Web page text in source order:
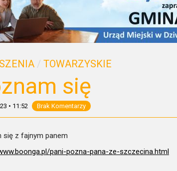
/ TOWARZYSKIE
się
• 11:52 Brak Komentarzy
się z fajnym panem
pani-pozna-pana-ze-szczecina.html